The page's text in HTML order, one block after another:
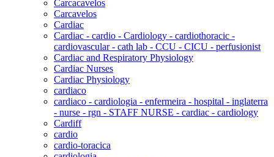
Carcacavelos
Carcavelos
Cardiac
Cardiac - cardio - Cardiology - cardiothoracic -
cardiovascular - cath lab - CCU - CICU - perfusionist
Cardiac and Respiratory Physiology
Cardiac Nurses
Cardiac Physiology
cardiaco
cardiaco - cardiologia - enfermeira - hospital - inglaterra
- nurse - rgn - STAFF NURSE - cardiac - cardiology
Cardiff
cardio
cardio-toracica